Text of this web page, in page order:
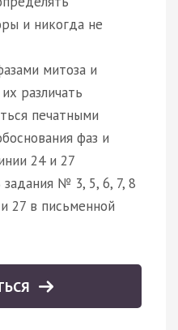
и никогда не
митоза и
различать
печатными
фаз и
24 и 27
№ 3, 5, 6, 7, 8
27 в письменной